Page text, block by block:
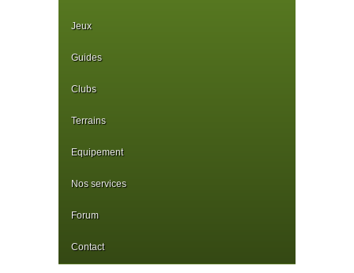
Jeux
Guides
Clubs
Terrains
Equipement
Nos services
Forum
Contact